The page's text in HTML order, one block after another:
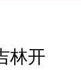
林开